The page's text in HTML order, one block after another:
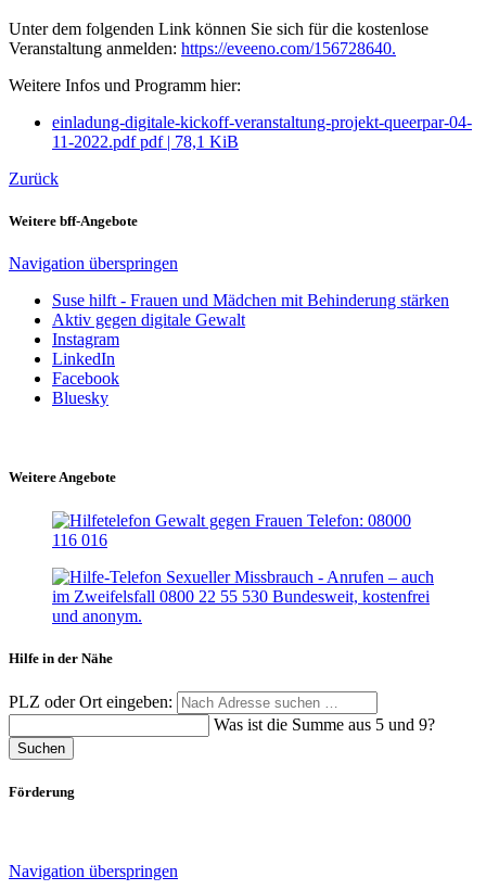
Unter dem folgenden Link können Sie sich für die kostenlose
Veranstaltung anmelden: https://eveeno.com/156728640.
Weitere Infos und Programm hier:
einladung-digitale-kickoff-veranstaltung-projekt-queerpar-04-
11-2022.pdfpdf| 78,1 KiB
Zurück
Weitere bff-Angebote
Navigation überspringen
Suse hilft - Frauen und Mädchen mit Behinderung stärken
Aktiv gegen digitale Gewalt
Instagram
LinkedIn
Facebook
Bluesky
Weitere Angebote
Hilfe in der Nähe
PLZ oder Ort eingeben:
Was ist die Summe aus 5 und 9?
Suchen
Förderung
Navigation überspringen